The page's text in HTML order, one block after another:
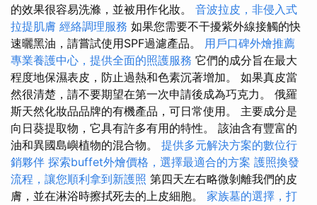
的效果很容易洗滌，並被用作化妝。 音波拉皮，非侵入式
拉提肌膚 經絡調理服務 如果您需要不干擾紫外線接觸的快
速曬黑油，請嘗試使用SPF過濾產品。 用戶口碑外燴推薦
專業養護中心，提供全面的照護服務 它們的成分旨在最大
程度地保濕表皮，防止過熱和色素沉著增加。 如果真皮當
然很清楚，請不要期望在第一次申請後成為巧克力。 俄羅
斯天然化妝品品牌的有機產品，可日常使用。 主要成分是
向日葵提取物，它具有許多有用的特性。 該油含有豐富的
油和異國島嶼植物的混合物。 提供多元解決方案的數位行
銷夥伴 探索buffet外燴價格，選擇最適合的方案 護照換發
流程，讓您順利拿到新護照 第四天左右略微剝離我們的皮
膚，並在淋浴時擦拭死去的上皮細胞。 家族墓的選擇，打